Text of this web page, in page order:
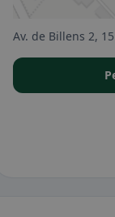
Av. de Billens 2,